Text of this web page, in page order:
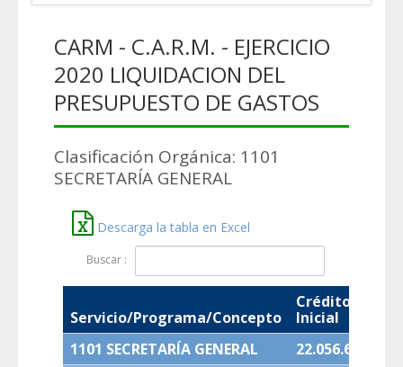
CARM - C.A.R.M. - EJERCICIO
2020 LIQUIDACION DEL
PRESUPUESTO DE GASTOS
Clasificación Orgánica: 1101
SECRETARÍA GENERAL
Descarga la tabla en Excel
Buscar :
Servicio/Programa/Concepto
Crédito
Inicial
1101 SECRETARÍA GENERAL
22.056.681,00